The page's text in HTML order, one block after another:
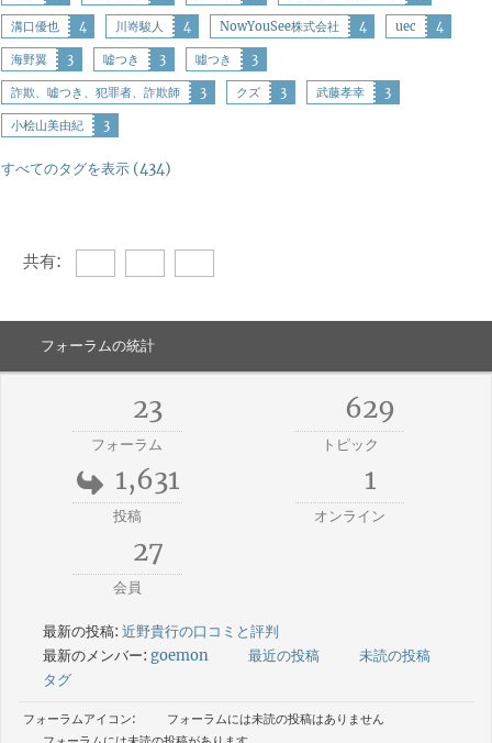
溝口優也 4 川嵜駿人 4 NowYouSee株式会社 4 uec 4
海野翼 3 嘘つき 3 噓つき 3
詐欺、嘘つき、犯罪者、詐欺師 3 クズ 3 武藤孝幸 3
小桧山美由紀 3
すべてのタグを表示 (434)
共有:
フォーラムの統計
23
フォーラム
629
トピック
1,631
投稿
1
オンライン
27
会員
最新の投稿: 近野貴行の口コミと評判
最新のメンバー: goemon 最近の投稿
未読の投稿
タグ
フォーラムアイコン:
フォーラムには未読の投稿はありません